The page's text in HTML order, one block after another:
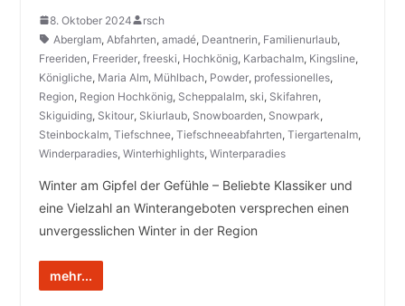
8. Oktober 2024
rsch
Aberglam, Abfahrten, amadé, Deantnerin, Familienurlaub,
Freeriden, Freerider, freeski, Hochkönig, Karbachalm, Kingsline,
Königliche, Maria Alm, Mühlbach, Powder, professionelles,
Region, Region Hochkönig, Scheppalalm, ski, Skifahren,
Skiguiding, Skitour, Skiurlaub, Snowboarden, Snowpark,
Steinbockalm, Tiefschnee, Tiefschneeabfahrten, Tiergartenalm,
Winderparadies, Winterhighlights, Winterparadies
Winter am Gipfel der Gefühle – Beliebte Klassiker und
eine Vielzahl an Winterangeboten versprechen einen
unvergesslichen Winter in der Region
mehr...